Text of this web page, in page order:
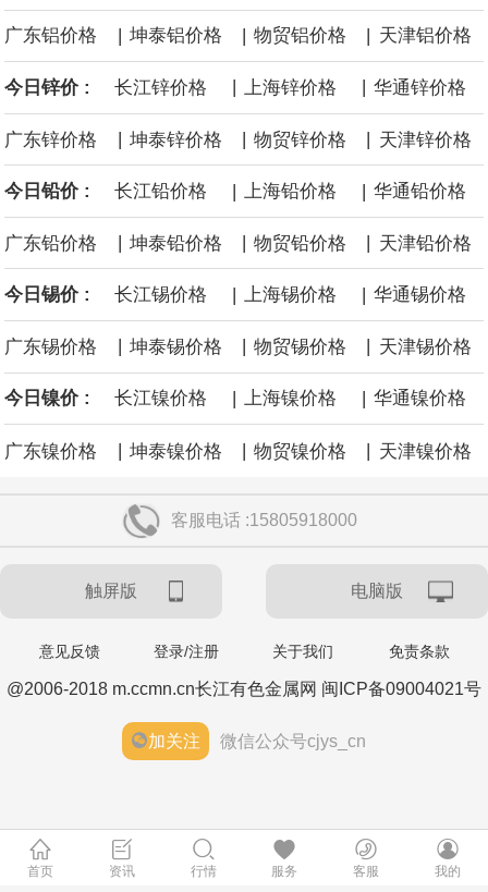
景的线索。StoneX高级分析师马特·辛普森表示，中东和平前景改善
令市场通胀预期下降，推动黄金价格从此前持续数周、位于4000美
元上方的盘整区间中进一步上涨。
必和必拓港口联合工会：必和必拓西澳大利亚铁矿石业务的工人已
通知，将于8月9日实施24小时停工。
广东铝价格 | 坤泰铝价格 | 物贸铝价格 | 天津铝价格
今日锌价 : 长江锌价格 上海锌价格 华通锌价格
广东锌价格 | 坤泰锌价格 | 物贸锌价格 | 天津锌价格
今日铅价 : 长江铅价格 | 上海铅价格 | 华通铅价格
广东铅价格 坤泰铅价格 物贸铅价格 天津铅价格
今日锡价 : 长江锡价格 | 上海锡价格 | 华通锡价格
广东锡价格 坤泰锡价格 物贸锡价格 天津锡价格
今日镍价 : 长江镍价格 | 上海镍价格 | 华通镍价格
广东镍价格 | 坤泰镍价格 | 物贸镍价格 | 天津镍价格
客服电话 :15805918000
触屏版 电脑版
意见反馈 登录/注册 关于我们 免责条款
@2006-2018 m.ccmn.cn长江有色金属网 闽ICP备09004021号
加关注 微信公众号cjys_cn
首页 资讯 行情 服务 客服 我的